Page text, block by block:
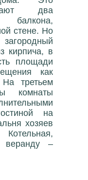
два
стене. Но
кирпича, в
площади
как
третьем
комнаты
на
хозяев
–